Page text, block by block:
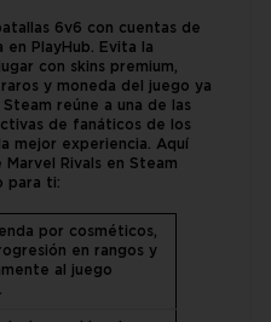
6v6 con cuentas de
en PlayHub. Evita la
con skins premium,
y moneda del juego ya
reúne a una de las
de fanáticos de los
mejor experiencia. Aquí
Rivals en Steam
para ti:
por cosméticos,
en rangos y
al juego